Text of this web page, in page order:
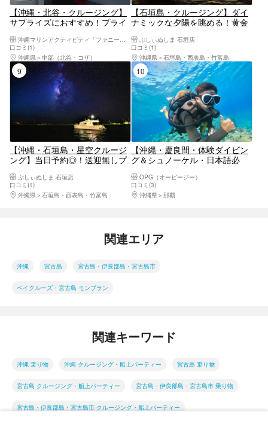
【沖縄・北谷・クルージング】
サプライズにおすすめ！プライ
沖縄マリンアクティビティ「ファニーパル」
口コミ(1)
沖縄県
中部（北谷・コザ）
【石垣島・クルージング】ダイ
ナミックな夕陽を眺める！黄金
体験！＜1ドリンク付／市街地
送迎無料＞
ぷしぃぬしま 石垣店
口コミ(1)
沖縄県
石垣島・西表島・竹富島
9位
【沖縄・石垣島・星空クルージ
ング】当日予約◎！送迎無しプ
行く！ 三線を聴きながら見る満
天の星空＜星空ガイド・三線生
ライブ／1ドリンク＞
ぷしぃぬしま 石垣店
口コミ(1)
沖縄県
石垣島・西表島・竹富島
10位
【沖縄・慶良間・体験ダイビン
グ＆シュノーケル・日本語必
の大型クルーザーで行く慶良間
海域ツアー！透明度抜群の海で
ぜいたくなひと時を過ごそう！
OPG（オーピージー）
口コミ(3)
沖縄県
那覇
関連エリア
沖縄 宮古島 宮古島・伊良部島・宮古島市
ベイクルーズ・宮古島 モンブラン
関連キーワード
沖縄 乗り物 沖縄 クルージング・船上パーティー 宮古島 乗り物
宮古島 クルージング・船上パーティー 宮古島・伊良部島・宮古島市 乗り物
宮古島・伊良部島・宮古島市 クルージング・船上パーティー